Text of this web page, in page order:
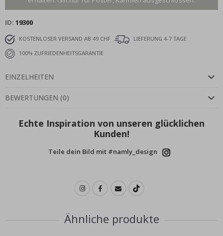
ID 19300
KOSTENLOSER VERSAND AB 49 CHF
LIEFERUNG 4-7 TAGE
100% ZUFRIEDENHEITSGARANTIE
EINZELHEITEN
BEWERTUNGEN (0)
Echte Inspiration von unseren glücklichen
Kunden!
Teile dein Bild mit #namly_design
Ähnliche produkte